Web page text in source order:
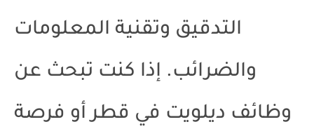
التدقيق وتقنية المعلومات
والضرائب. إذا كنت تبحث عن
وظائف ديلويت في قطرأو فرصة